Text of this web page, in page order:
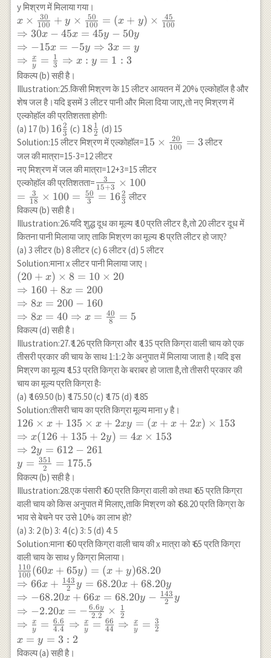
y मिश्रण में मिलाया गया।
x \times
\frac{30}
{100}+y
\times
\frac{50}
{100}=(x+y)
\times
\frac{45}
{100} \\
\Rightarrow
30 x-45 x=45
y-50 y \\
\Rightarrow-
15 x=-5 y
\Rightarrow
3 x=y \\
\Rightarrow
\frac{x}
{y}=\frac{1}
{3}
\Rightarrow
x: y=1: 3
x × 100
30 + y × 100
50 = (x + y) × 100
45
⇒ 30x − 45x = 45y − 50y
⇒ −15x = −5y ⇒ 3x = y
⇒ y
x = 3
1 ⇒ x : y = 1 : 3
विकल्प (b) सही है।
Illustration:25.किसी मिश्रण के 15 लीटर आयतन में 20% एल्कोहाॅल है और
शेष जल है।यदि इसमें 3 लीटर पानी और मिला दिया जाए,तो नए मिश्रण में
एल्कोहाॅल की प्रतिशतता होगीः
(a) 17 (b) 16
\frac{2}
{3}
163
2 (c) 18
\frac{1}
{2}
182
1 (d) 15
Solution:15 लीटर मिश्रण में एल्कोहाॅल=15 \times
{100}=3
15 × 100
20 = 3 लीटर
जल की मात्रा=15-3=12 लीटर
नए मिश्रण में जल की मात्रा=12+3=15 लीटर
एल्कोहाॅल की प्रतिशतता=\frac{3}
{15+3} \times
100 \\
=\frac{3}{18}
\times
100=\frac{50}
{3}=16
\frac{2}{3}
15+3
3 × 100
=
18
3 × 100 = 3
50 = 163
2 लीटर
विकल्प (b) सही है।
Illustration:26.यदि शुद्ध दूध का मूल्य ₹ 10 प्रति लीटर है,तो 20 लीटर दूध में
कितना पानी मिलाया जाए ताकि मिश्रण का मूल्य ₹ 8 प्रति लीटर हो जाए?
(a) 3 लीटर (b) 8 लीटर (c) 6 लीटर (d) 5 लीटर
Solution:माना x लीटर पानी मिलाया जाए।
(20+x)
\times 8=10
\times 20 \\
\Rightarrow
160+8
x=200 \\
\Rightarrow
8 x=200-160
\\
\Rightarrow
8 x=40
\Rightarrow
x=\frac{40}
{8}=5
(20 + x) × 8 = 10 × 20
⇒ 160 + 8x = 200
⇒ 8x = 200 − 160
⇒ 8x = 40 ⇒ x = 8
40 = 5
विकल्प (d) सही है।
Illustration:27.₹ 126 प्रति किग्रा और ₹ 135 प्रति किग्रा वाली चाय को एक
तीसरी प्रकार की चाय के साथ 1:1:2 के अनुपात में मिलाया जाता है।यदि इस
मिश्रण का मूल्य ₹ 153 प्रति किग्रा के बराबर हो जाता है,तो तीसरी प्रकार की
चाय का मूल्य प्रति किग्रा हैः
(a) ₹ 169.50 (b) ₹ 175.50 (c) ₹ 175 (d) ₹ 185
Solution:तीसरी चाय का प्रति किग्रा मूल्य माना y है।
126 \times
x+135 \times
x+2 x y=
(x+x+2 x)
\times 153 \\
\Rightarrow
x(126+135+2
y)=4 x
\times 153 \\
\Rightarrow
2 y=612-261
\\
y=\frac{351}
{2}=175.5
126 × x + 135 × x + 2xy = (x + x + 2x) × 153
⇒ x(126 + 135 + 2y) = 4x × 153
⇒ 2y = 612 − 261
y = 2
351 = 175.5
विकल्प (b) सही है।
Illustration:28.एक पंसारी ₹ 60 प्रति किग्रा वाली को तथा ₹ 65 प्रति किग्रा
वाली चाय को किस अनुपात में मिलाए,ताकि मिश्रण को ₹ 68.20 प्रति किग्रा के
भाव से बेचने पर उसे 10% का लाभ हो?
(a) 3: 2 (b) 3: 4 (c) 3: 5 (d) 4: 5
Solution:माना ₹ 60 प्रति किग्रा वाली चाय की x मात्रा को ₹ 65 प्रति किग्रा
वाली चाय के साथ y किग्रा मिलाया।
\frac{110}
{100}(60 x+65
y)=(x+y)
68.20 \\
\Rightarrow 66
x+\frac{143}
{2} y=68.20
100
110 (60x + 65y) = (x + y)68.20
⇒ 66x + 2
143 y = 68.20x + 68.20y
⇒ −68.20x + 66x = 68.20y − 2
143 y
⇒ −2.20x = − 2.2
6.6y × 2
1
⇒ y
x = 4.4
6.6 ⇒ y
x = 44
66 ⇒ y
x = 2
3
x = y = 3 : 2
विकल्प (a) सही है।